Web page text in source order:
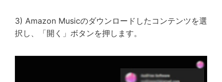
3) Amazon Musicのダウンロードしたコンテンツを選
択し、「開く」ボタンを押します。